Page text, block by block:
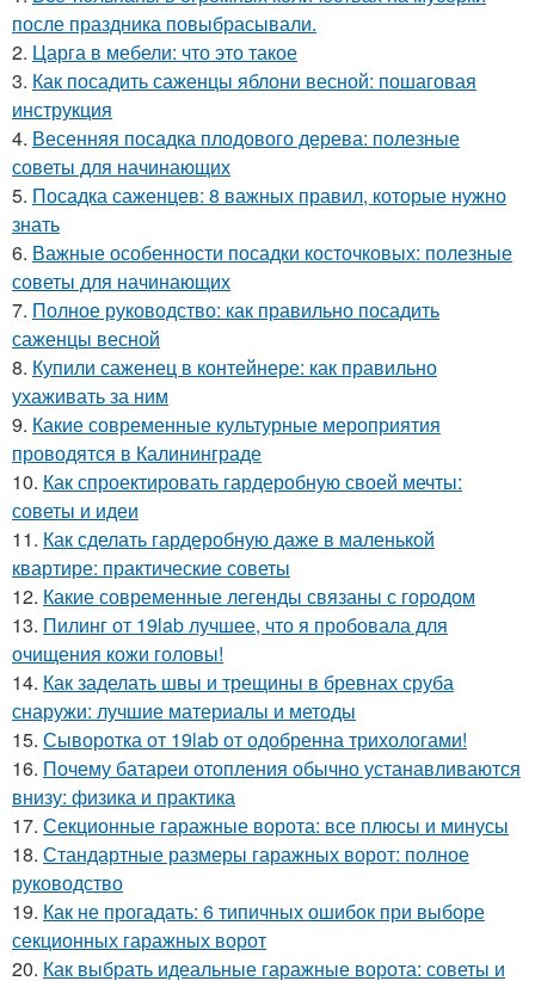
после праздника повыбрасывали.
2. Царга в мебели: что это такое
3. Как посадить саженцы яблони весной: пошаговая
инструкция
4. Весенняя посадка плодового дерева: полезные
советы для начинающих
5. Посадка саженцев: 8 важных правил, которые нужно
знать
6. Важные особенности посадки косточковых: полезные
советы для начинающих
7. Полное руководство: как правильно посадить
саженцы весной
8. Купили саженец в контейнере: как правильно
ухаживать за ним
9. Какие современные культурные мероприятия
проводятся в Калининграде
10. Как спроектировать гардеробную своей мечты:
советы и идеи
11. Как сделать гардеробную даже в маленькой
квартире: практические советы
12. Какие современные легенды связаны с городом
13. Пилинг от 19lab лучшее, что я пробовала для
очищения кожи головы!
14. Как заделать швы и трещины в бревнах сруба
снаружи: лучшие материалы и методы
15. Сыворотка от 19lab от одобренна трихологами!
16. Почему батареи отопления обычно устанавливаются
внизу: физика и практика
17. Секционные гаражные ворота: все плюсы и минусы
18. Стандартные размеры гаражных ворот: полное
руководство
19. Как не прогадать: 6 типичных ошибок при выборе
секционных гаражных ворот
20. Как выбрать идеальные гаражные ворота: советы и